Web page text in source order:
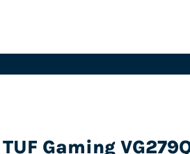
TUF Gaming